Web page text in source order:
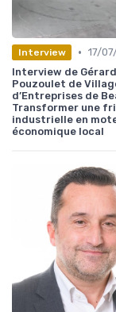
Interview • 17/
Interview de Gérard
Pouzoulet de
d’Entreprises de
Transformer une
industrielle en
économique local